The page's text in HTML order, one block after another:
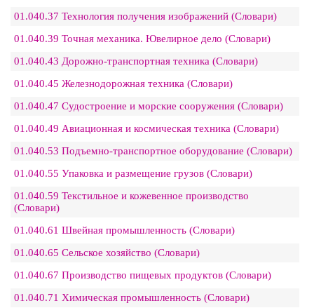
01.040.37 Технология получения изображений (Словари)
01.040.39 Точная механика. Ювелирное дело (Словари)
01.040.43 Дорожно-транспортная техника (Словари)
01.040.45 Железнодорожная техника (Словари)
01.040.47 Судостроение и морские сооружения (Словари)
01.040.49 Авиационная и космическая техника (Словари)
01.040.53 Подъемно-транспортное оборудование (Словари)
01.040.55 Упаковка и размещение грузов (Словари)
01.040.59 Текстильное и кожевенное производство
(Словари)
01.040.61 Швейная промышленность (Словари)
01.040.65 Сельское хозяйство (Словари)
01.040.67 Производство пищевых продуктов (Словари)
01.040.71 Химическая промышленность (Словари)